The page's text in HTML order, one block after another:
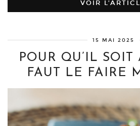
VOIR
15 MAI 2025
POUR QU’IL SOIT
FAUT LE FAIRE